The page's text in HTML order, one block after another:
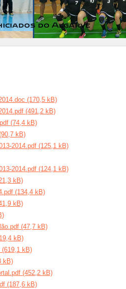
(170,5 kB)
(491,2 kB)
(74,4 kB)
kB)
2014.pdf (125,1 kB)
2014.pdf (124,1 kB)
kB)
(134,4 kB)
kB)
(47,7 kB)
kB)
kB)
kB)
(452,2 kB)
(187,6 kB)